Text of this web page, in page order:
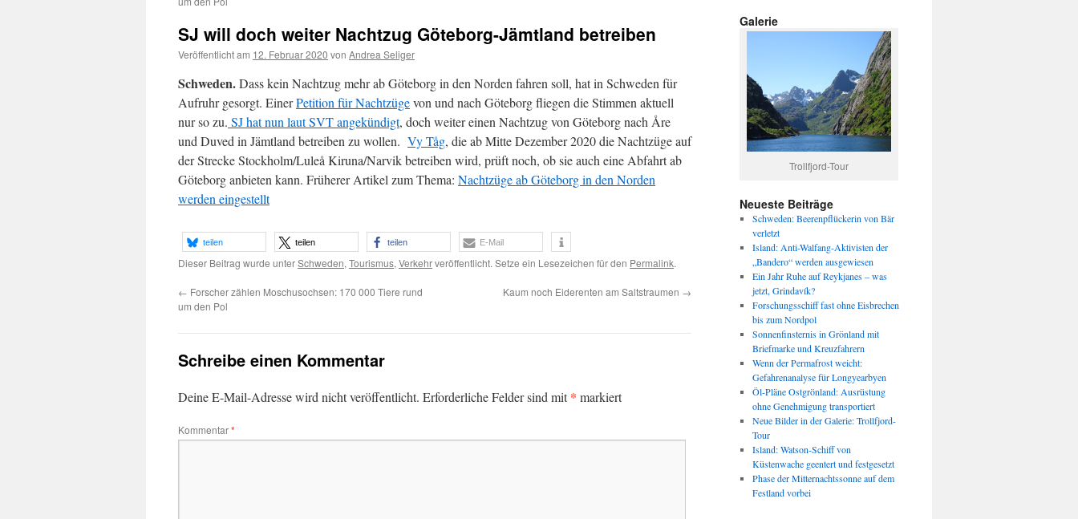
SJ will doch weiter Nachtzug Göteborg-Jämtland betreiben
Veröffentlicht am 12. Februar 2020 von Andrea Seliger
Schweden.Dass kein Nachtzug mehr ab Göteborg in den Norden fahren soll, hat in Schweden für
Aufruhr gesorgt. EinerPetition für Nachtzügevon und nach Göteborg fliegen die Stimmen aktuell
nur so zu. SJ hat nun laut SVT angekündigt, doch weiter einen Nachtzug von Göteborg nach Åre
und Duved in Jämtland betreiben zu wollen. Vy Tåg, die ab Mitte Dezember 2020 die Nachtzüge auf
der Strecke Stockholm/Luleå Kiruna/Narvik betreiben wird, prüft noch, ob sie auch eine Abfahrt ab
Göteborg anbieten kann. Früherer Artikel zum Thema: Nachtzüge ab Göteborg in den Norden
werden eingestellt
teilen teilen teilen E-Mail
Dieser Beitrag wurde unterSchweden, Tourismus, Verkehrveröffentlicht. Setze ein Lesezeichen für den Permalink.
← Forscher zählen Moschusochsen: 170 000 Tiere rund
um den Pol
Kaum noch Eiderenten am Saltstraumen →
Schreibe einen Kommentar
Deine E-Mail-Adresse wird nicht veröffentlicht. Erforderliche Felder sind mit* markiert
Kommentar*
Galerie
Trollfjord-Tour
Neueste Beiträge
Schweden: Beerenpflückerin von Bär
verletzt
Island: Anti-Walfang-Aktivisten der
„Bandero“ werden ausgewiesen
Ein Jahr Ruhe auf Reykjanes – was
jetzt, Grindavík?
Forschungsschiff fast ohne Eisbrechen
bis zum Nordpol
Sonnenfinsternis in Grönland mit
Briefmarke und Kreuzfahrern
Wenn der Permafrost weicht:
Gefahrenanalyse für Longyearbyen
Öl-Pläne Ostgrönland: Ausrüstung
ohne Genehmigung transportiert
Neue Bilder in der Galerie: Trollfjord-
Tour
Island: Watson-Schiff von
Küstenwache geentert und festgesetzt
Phase der Mitternachtssonne auf dem
Festland vorbei